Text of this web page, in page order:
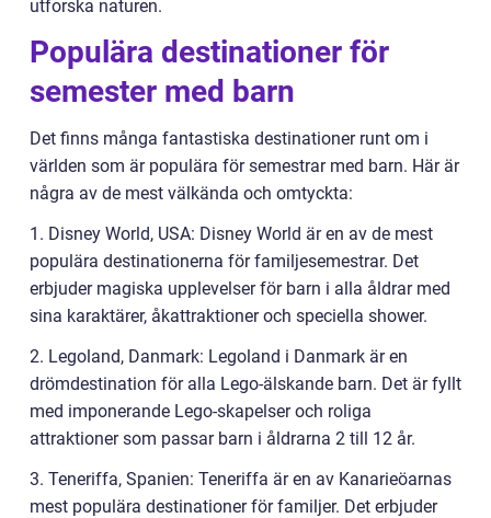
utforska naturen.
Populära destinationer för
semester med barn
Det finns många fantastiska destinationer runt om i
världen som är populära för semestrar med barn. Här är
några av de mest välkända och omtyckta:
1. Disney World, USA: Disney World är en av de mest
populära destinationerna för familjesemestrar. Det
erbjuder magiska upplevelser för barn i alla åldrar med
sina karaktärer, åkattraktioner och speciella shower.
2. Legoland, Danmark: Legoland i Danmark är en
drömdestination för alla Lego-älskande barn. Det är fyllt
med imponerande Lego-skapelser och roliga
attraktioner som passar barn i åldrarna 2 till 12 år.
3. Teneriffa, Spanien: Teneriffa är en av Kanarieöarnas
mest populära destinationer för familjer. Det erbjuder